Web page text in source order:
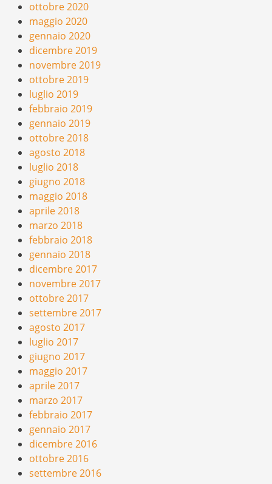
ottobre 2020
maggio 2020
gennaio 2020
dicembre 2019
novembre 2019
ottobre 2019
luglio 2019
febbraio 2019
gennaio 2019
ottobre 2018
agosto 2018
luglio 2018
giugno 2018
maggio 2018
aprile 2018
marzo 2018
febbraio 2018
gennaio 2018
dicembre 2017
novembre 2017
ottobre 2017
settembre 2017
agosto 2017
luglio 2017
giugno 2017
maggio 2017
aprile 2017
marzo 2017
febbraio 2017
gennaio 2017
dicembre 2016
ottobre 2016
settembre 2016